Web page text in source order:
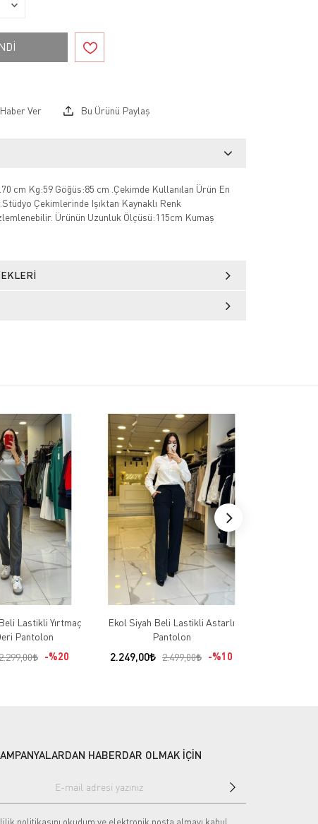
Ver Bu Ürünü Paylaş
cm Kg:59 Göğüs:85 cm .Çekimde Kullanılan Ürün En
Çekimlerinde Işıktan Kaynaklı Renk
Ürünün Uzunluk Ölçüsü:115cm Kumaş
Lastikli Yırtmaç
Pantolon
%20
Ekol Siyah Beli Lastikli Astarlı
Pantolon
2.249,00 2.499,00 %10
HABERDAR OLMAK İÇİN
politikasını okudum ve elektronik posta almayı kabul